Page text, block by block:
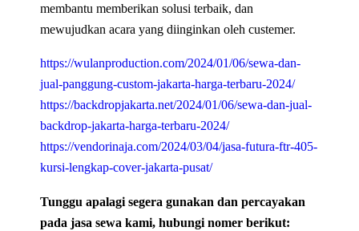
membantu memberikan solusi terbaik, dan
mewujudkan acara yang diinginkan oleh custemer.
https://wulanproduction.com/2024/01/06/sewa-dan-
jual-panggung-custom-jakarta-harga-terbaru-2024/
https://backdropjakarta.net/2024/01/06/sewa-dan-jual-
backdrop-jakarta-harga-terbaru-2024/
https://vendorinaja.com/2024/03/04/jasa-futura-ftr-405-
kursi-lengkap-cover-jakarta-pusat/
Tunggu apalagi segera gunakan dan percayakan
pada jasa sewa kami, hubungi nomer berikut: